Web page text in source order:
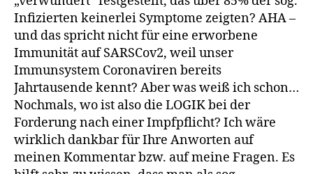
Infizierten keinerlei Symptome zeigten? AHA –
und das spricht nicht für eine erworbene
Immunität auf SARSCov2, weil unser
Immunsystem Coronaviren bereits
Jahrtausende kennt? Aber was weiß ich schon…
Nochmals, wo ist also die LOGIK bei der
Forderung nach einer Impfpflicht? Ich wäre
wirklich dankbar für Ihre Anworten auf
meinen Kommentar bzw. auf meine Fragen. Es